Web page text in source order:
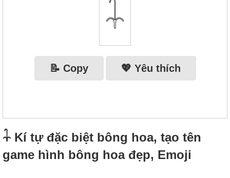
𓇑
📝 Copy 💖 Yêu thích
𓇑 Kí tự đặc biệt bông hoa, tạo tên
game hình bông hoa đẹp, Emoji